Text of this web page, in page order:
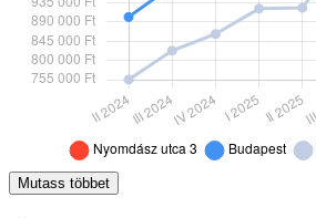
Mutass többet